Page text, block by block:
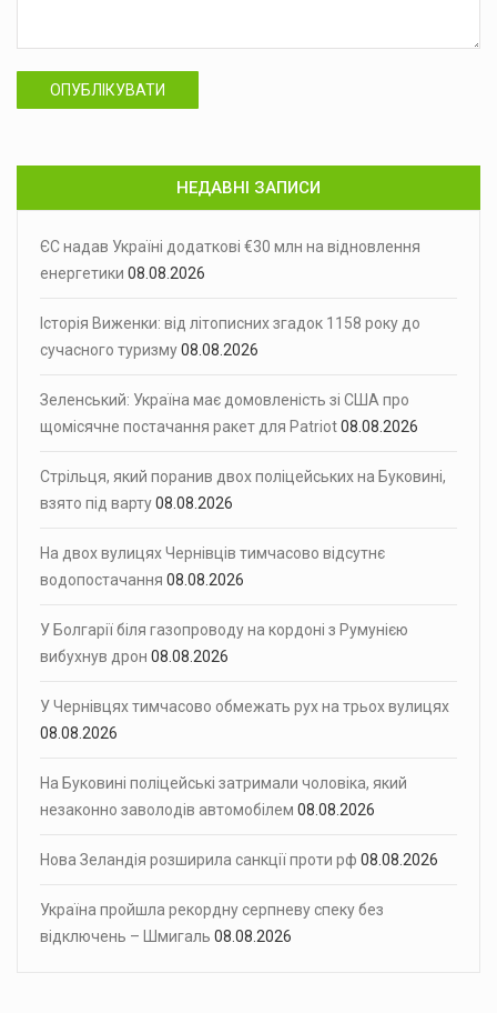
ОПУБЛІКУВАТИ
НЕДАВНІ ЗАПИСИ
ЄС надав Україні додаткові €30 млн на відновлення
енергетики 08.08.2026
Історія Виженки: від літописних згадок 1158 року до
сучасного туризму08.08.2026
Зеленський: Україна має домовленість зі США про
щомісячне постачання ракет для Patriot08.08.2026
Стрільця, який поранив двох поліцейських на Буковині,
взято під варту08.08.2026
На двох вулицях Чернівців тимчасово відсутнє
водопостачання 08.08.2026
У Болгарії біля газопроводу на кордоні з Румунією
вибухнув дрон 08.08.2026
У Чернівцях тимчасово обмежать рух на трьох вулицях
08.08.2026
На Буковині поліцейські затримали чоловіка, який
незаконно заволодів автомобілем 08.08.2026
Нова Зеландія розширила санкції проти рф 08.08.2026
Україна пройшла рекордну серпневу спеку без
відключень – Шмигаль 08.08.2026